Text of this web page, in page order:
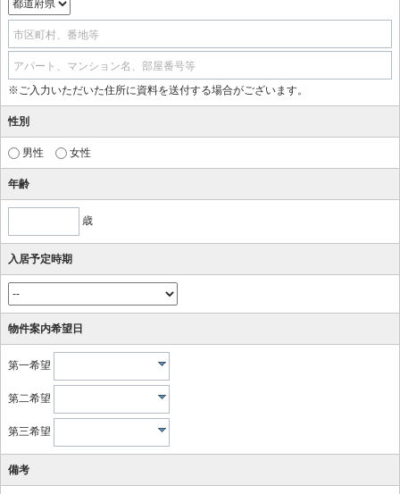
市区町村、番地等
アパート、マンション名、部屋番号等
※ご入力いただいた住所に資料を送付する場合がございます。
性別
男性 女性
年齢
歳
入居予定時期
物件案内希望日
第一希望
第二希望
第三希望
備考